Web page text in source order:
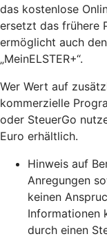
das kostenlose
ersetzt das frühere
ermöglicht auch
„MeinELSTER+“.
Wer Wert auf
kommerzielle
oder SteuerGo
Euro erhältlich.
Hinweis auf
Anregungen
keinen
Informationen
durch einen